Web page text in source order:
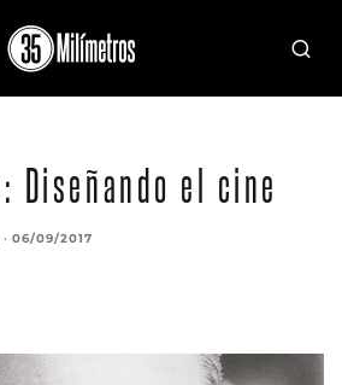
Diseñando el cine
· 06/09/2017